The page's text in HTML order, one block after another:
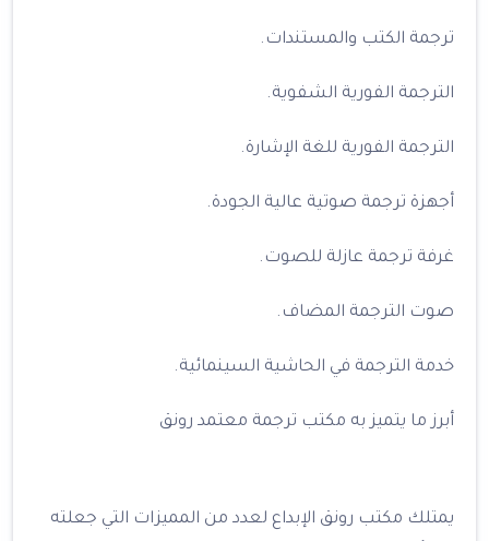
ترجمة الكتب والمستندات.
الترجمة الفورية الشفوية.
الترجمة الفورية للغة الإشارة.
أجهزة ترجمة صوتية عالية الجودة.
غرفة ترجمة عازلة للصوت.
صوت الترجمة المضاف.
خدمة الترجمة في الحاشية السينمائية.
أبرز ما يتميز به مكتب ترجمة معتمد رونق
يمتلك مكتب رونق الإبداع لعدد من المميزات التي جعلته